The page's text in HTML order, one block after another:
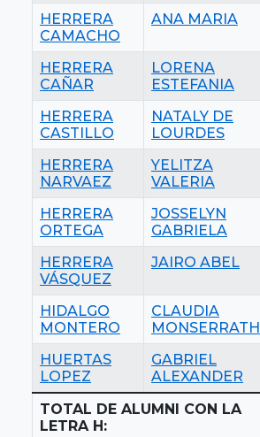
HERRERA
CAMACHO
ANA MARIA
HERRERA
CAÑAR
LORENA
ESTEFANIA
HERRERA
CASTILLO
NATALY DE
LOURDES
HERRERA
NARVAEZ
YELITZA
VALERIA
HERRERA
ORTEGA
JOSSELYN
GABRIELA
HERRERA
VÁSQUEZ
JAIRO ABEL
HIDALGO
MONTERO
CLAUDIA
MONSERRATH
HUERTAS
LOPEZ
GABRIEL
ALEXANDER
TOTAL DE ALUMNI CON LA
LETRA H: